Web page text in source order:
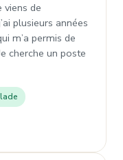
viens de
plusieurs années
m’a permis de
cherche un poste